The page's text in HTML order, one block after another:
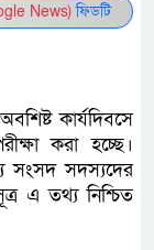
News)ফিডটি
কার্যদিবসে
করা হচ্ছে।
সংসদ সদস্যদের
এ তথ্য নিশ্চিত